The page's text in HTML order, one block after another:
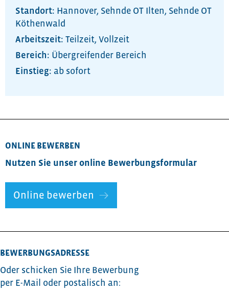
Standort: Hannover, Sehnde OT Ilten, Sehnde OT
Köthenwald
Arbeitszeit: Teilzeit, Vollzeit
Bereich: Übergreifender Bereich
ab sofort
ONLINE BEWERBEN
Nutzen Sie unser online Bewerbungsformular
Online bewerben
BEWERBUNGSADRESSE
Oder schicken Sie Ihre Bewerbung
per E-Mail oder postalisch an: